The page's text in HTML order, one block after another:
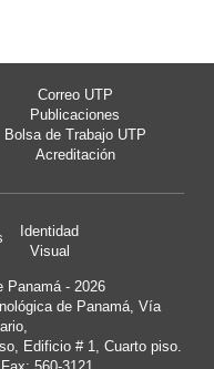
Correo UTP
Publicaciones
Bolsa de Trabajo UTP
Acreditación
Identidad
Visual
Panamá - 2026
de Panamá, Vía
Edificio # 1, Cuarto piso.